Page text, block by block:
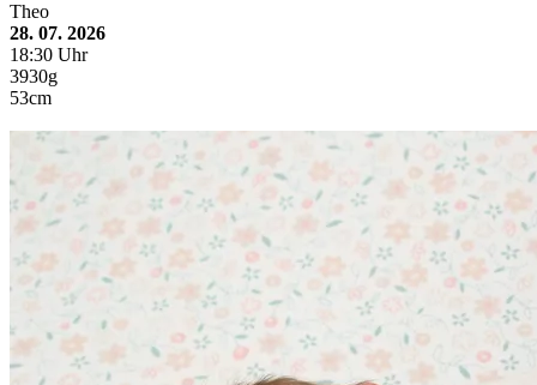
Theo
28. 07. 2026
18:30 Uhr
3930g
53cm